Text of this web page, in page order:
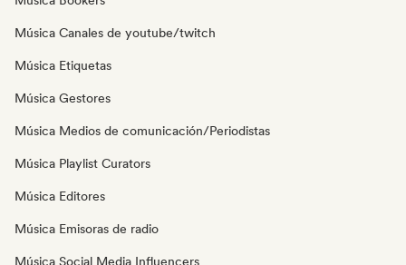
Música Canales de youtube/twitch
Música Etiquetas
Música Gestores
Música Medios de comunicación/Periodistas
Música Playlist Curators
Música Editores
Música Emisoras de radio
Música Social Media Influencers